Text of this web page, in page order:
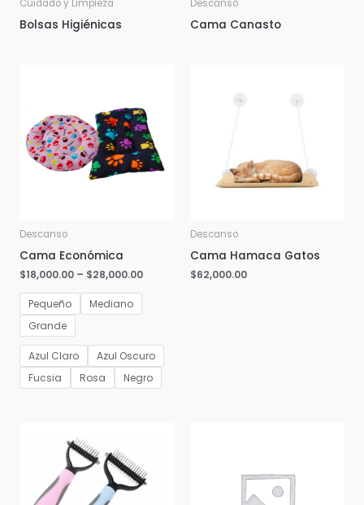
Cuidado y Limpieza
Bolsas Higiénicas
Descanso
Cama Canasto
Descanso
Cama Económica
$18,000.00 – $28,000.00
Pequeño
Mediano
Grande
Azul Claro
Azul Oscuro
Fucsia
Rosa Negro
Descanso
Cama Hamaca Gatos
$62,000.00